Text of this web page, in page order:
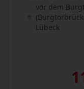
vor dem
Lübeck